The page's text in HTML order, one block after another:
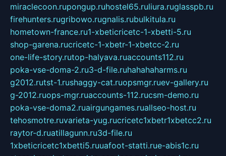
miraclecoon.rupongup.ruhostel65.ruliura.ruglasspb.ru
firehunters.rugribowo.rugnalis.rubulkitula.ru
hometown-france.ru1-xbeticricetc-1-xbetti-5.ru
shop-garena.rucricetc-1-xbetr-1-xbetcc-2.ru
one-life-story.rutop-halyava.ruaccounts112.ru
poka-vse-doma-2.ru3-d-file.ruhahahaharms.ru
g2012.rutst-1.rushaggy-cat.ruopsmgr.ruev-gallery.ru
g-2012.ruops-mgr.ruaccounts-112.rucsm-demo.ru
poka-vse-doma2.ruairgungames.ruallseo-host.ru
tehosmotre.ruvarieta-yug.rucricetc1xbetr1xbetcc2.ru
raytor-d.ruatillagunn.ru3d-file.ru
1xbeticricetc1xbetti5.ruuafoot-statti.rue-abis1c.ru